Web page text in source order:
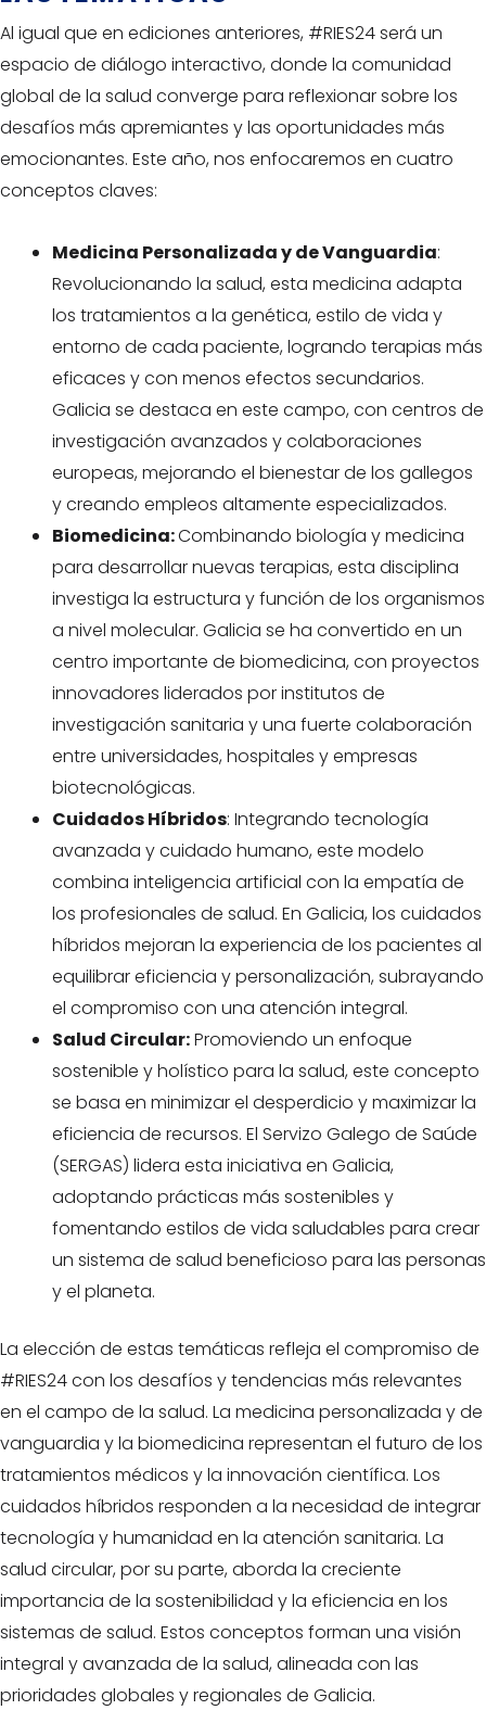
Al igual que en ediciones anteriores, #RIES24 será un
espacio de diálogo interactivo, donde la comunidad
global de la salud converge para reflexionar sobre los
desafíos más apremiantes y las oportunidades más
emocionantes. Este año, nos enfocaremos en cuatro
conceptos claves:
Medicina Personalizada y de Vanguardia:
Revolucionando la salud, esta medicina adapta
los tratamientos a la genética, estilo de vida y
entorno de cada paciente, logrando terapias más
eficaces y con menos efectos secundarios.
Galicia se destaca en este campo, con centros de
investigación avanzados y colaboraciones
europeas, mejorando el bienestar de los gallegos
y creando empleos altamente especializados.
Biomedicina:Combinando biología y medicina
para desarrollar nuevas terapias, esta disciplina
investiga la estructura y función de los organismos
a nivel molecular. Galicia se ha convertido en un
centro importante de biomedicina, con proyectos
innovadores liderados por institutos de
investigación sanitaria y una fuerte colaboración
entre universidades, hospitales y empresas
biotecnológicas.
Cuidados Híbridos: Integrando tecnología
avanzada y cuidado humano, este modelo
combina inteligencia artificial con la empatía de
los profesionales de salud. En Galicia, los cuidados
híbridos mejoran la experiencia de los pacientes al
equilibrar eficiencia y personalización, subrayando
el compromiso con una atención integral.
Salud Circular:Promoviendo un enfoque
sostenible y holístico para la salud, este concepto
se basa en minimizar el desperdicio y maximizar la
eficiencia de recursos. El Servizo Galego de Saúde
(SERGAS) lidera esta iniciativa en Galicia,
adoptando prácticas más sostenibles y
fomentando estilos de vida saludables para crear
un sistema de salud beneficioso para las personas
y el planeta.
La elección de estas temáticas refleja el compromiso de
#RIES24 con los desafíos y tendencias más relevantes
en el campo de la salud. La medicina personalizada y de
vanguardia y la biomedicina representan el futuro de los
tratamientos médicos y la innovación científica. Los
cuidados híbridos responden a la necesidad de integrar
tecnología y humanidad en la atención sanitaria. La
salud circular, por su parte, aborda la creciente
importancia de la sostenibilidad y la eficiencia en los
sistemas de salud. Estos conceptos forman una visión
integral y avanzada de la salud, alineada con las
prioridades globales y regionales de Galicia.